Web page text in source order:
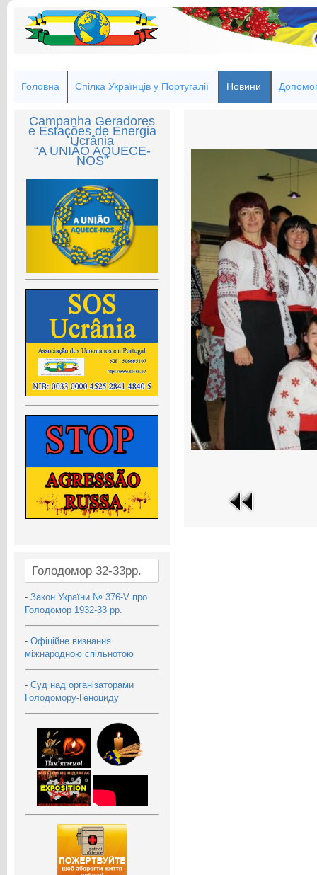
Головна Спілка Українців у Португалії Новини
Campanha Geradores
e Estações de Energia
Ucrânia
“A UNIÃO AQUECE-
NOS”
Голодомор 32-33рр.
- Закон України № 376-V про
Голодомор 1932-33 рр.
- Офіційне визнання
міжнародною спільнотою
- Суд над організаторами
Голодомору-Геноциду